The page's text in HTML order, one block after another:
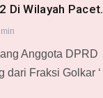
Di Wilayah Pacet.
Anggota DPRD
dari Fraksi Golkar ‘